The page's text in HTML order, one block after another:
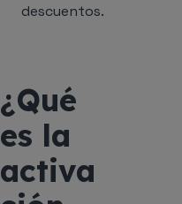
descuentos.
¿Qué
es la
activa